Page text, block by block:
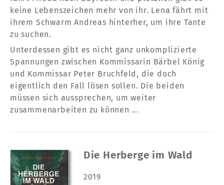
keine Lebenszeichen mehr von ihr. Lena fährt mit
ihrem Schwarm Andreas hinterher, um ihre Tante
zu suchen.
Unterdessen gibt es nicht ganz unkomplizierte
Spannungen zwischen Kommissarin Bärbel König
und Kommissar Peter Bruchfeld, die doch
eigentlich den Fall lösen sollen. Die beiden
müssen sich aussprechen, um weiter
zusammenarbeiten zu können ...
Die Herberge im Wald
2019